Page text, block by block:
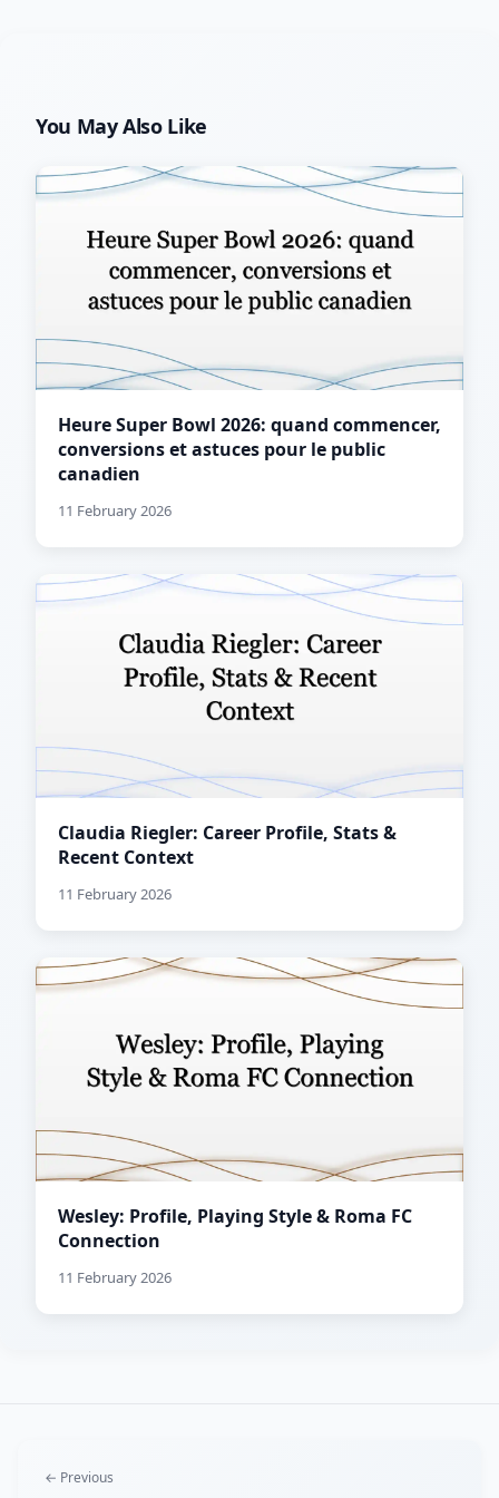
You May Also Like
Heure Super Bowl 2026: quand commencer,
conversions et astuces pour le public
canadien
11 February 2026
Claudia Riegler: Career Profile, Stats &
Recent Context
11 February 2026
Wesley: Profile, Playing Style & Roma FC
Connection
11 February 2026
← Previous